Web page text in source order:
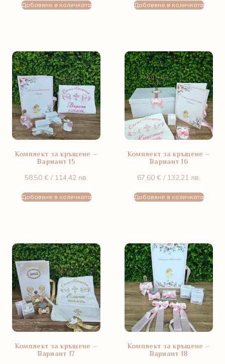
Добавяне в количката Добавяне в количката
Комплект за кръщене –
Вариант 15
58,50 € / 114,42 лв.
Добавяне в количката
Комплект за кръщене –
Вариант 16
67,60 € / 132,21 лв.
Добавяне в количката
Комплект за кръщене –
Вариант 17
Комплект за кръщене –
Вариант 18